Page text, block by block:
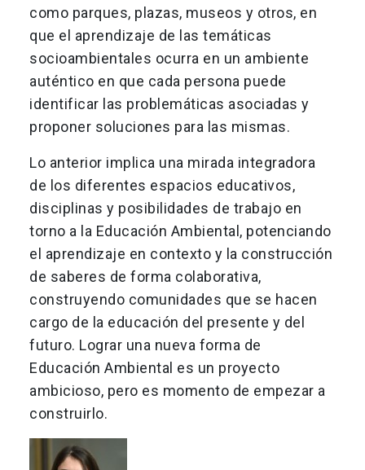
como parques, plazas, museos y otros, en
que el aprendizaje de las temáticas
socioambientales ocurra en un ambiente
auténtico en que cada persona puede
identificar las problemáticas asociadas y
proponer soluciones para las mismas.
Lo anterior implica una mirada integradora
de los diferentes espacios educativos,
disciplinas y posibilidades de trabajo en
torno a la Educación Ambiental, potenciando
el aprendizaje en contexto y la construcción
de saberes de forma colaborativa,
construyendo comunidades que se hacen
cargo de la educación del presente y del
futuro. Lograr una nueva forma de
Educación Ambiental es un proyecto
ambicioso, pero es momento de empezar a
construirlo.